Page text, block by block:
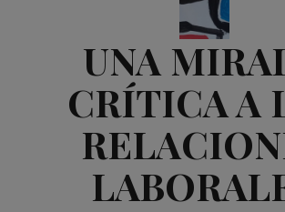
UNA
CRÍTICA A